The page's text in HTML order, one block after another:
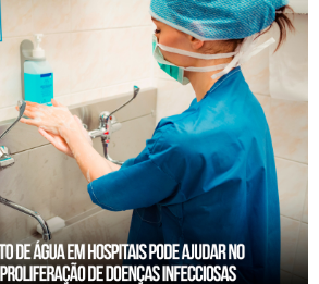
Denúncias
Relatório Transparência
Trabalhe Conosco